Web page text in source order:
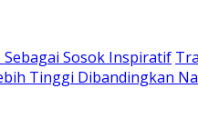
Sebagai Sosok Inspiratif
Tinggi Dibandingkan